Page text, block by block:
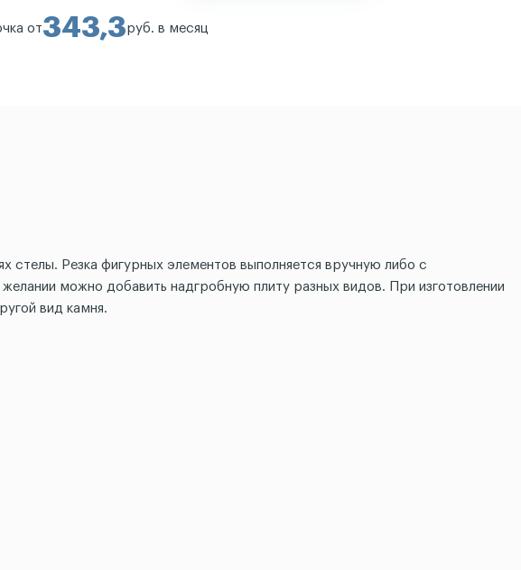
от343,3руб. в месяц
стелы. Резка фигурных элементов выполняется вручную либо с
можно добавить надгробную плиту разных видов. При изготовлении
вид камня.